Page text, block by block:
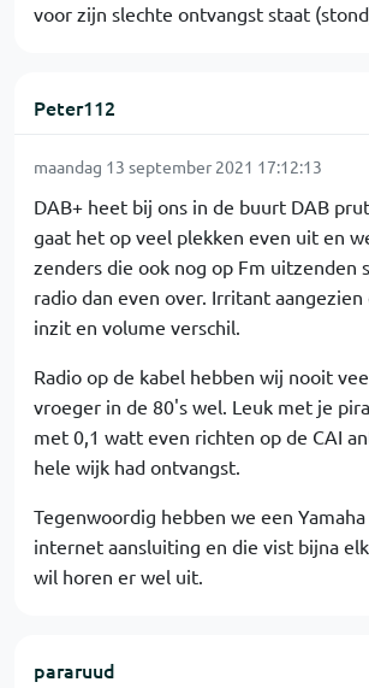
voor zijn slechte ontvangst staat
Peter112
maandag 13 september 2021 17:12:13
DAB+ heet bij ons in de buurt DAB
gaat het op veel plekken even uit en
zenders die ook nog op Fm uitzenden
radio dan even over. Irritant
inzit en volume verschil.
Radio op de kabel hebben wij nooit
vroeger in de 80's wel. Leuk met je
met 0,1 watt even richten op de CAI
hele wijk had ontvangst.
Tegenwoordig hebben we een
internet aansluiting en die vist bijna
wil horen er wel uit.
pararuud